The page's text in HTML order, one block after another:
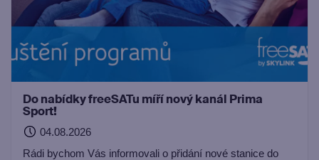
Do nabídky freeSATu míří nový kanál Prima
Sport!
04.08.2026
Rádi bychom Vás informovali o přidání nové stanice do